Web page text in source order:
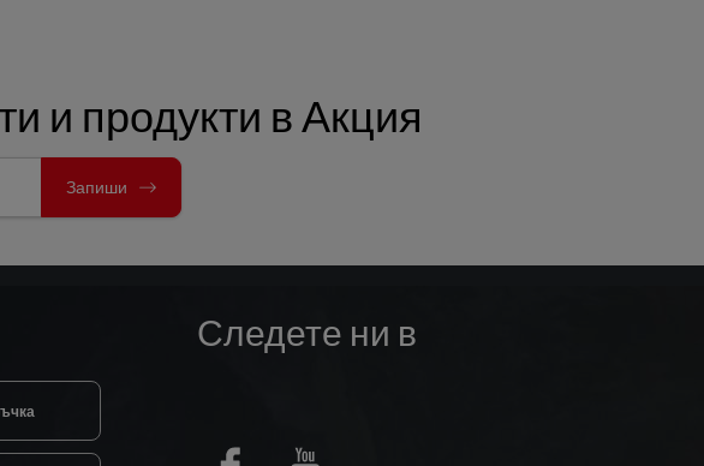
и продукти в Акция
Запиши
Следете ни в